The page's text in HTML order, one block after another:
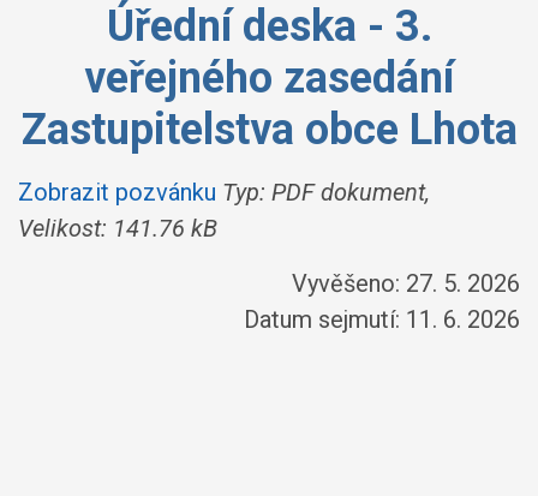
Úřední deska - 3.
veřejného zasedání
Zastupitelstva obce Lhota
Zobrazit pozvánku Typ: PDF dokument,
Velikost: 141.76 kB
Vyvěšeno: 27. 5. 2026
Datum sejmutí: 11. 6. 2026